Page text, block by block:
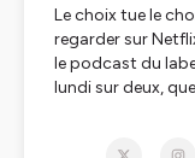
Le choix tue le
regarder sur
le podcast du
lundi sur deux,